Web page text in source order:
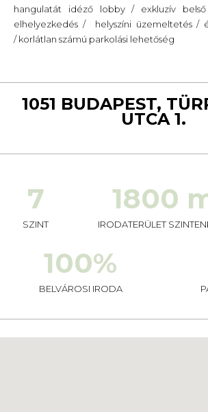
hangulatát idéző lobby / exkluzív
elhelyezkedés / helyszíni üzemeltetés /
/ korlátlan számú parkolási lehetőség
1051 BUDAPEST,
UTCA 1.
7
SZINT
1800
IRODATERÜLET
100%
BELVÁROSI IRODA